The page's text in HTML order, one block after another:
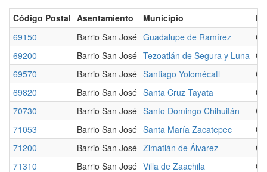
Código Postal Asentamiento Municipio
69150
Barrio San José Guadalupe de Ramírez
69200
Barrio San José Tezoatlán de Segura y Luna
69570
Barrio San José Santiago Yolomécatl
69820
Barrio San José Santa Cruz Tayata
70730
Barrio San José Santo Domingo Chihuitán
71053
Barrio San José Santa María Zacatepec
71200
Barrio San José Zimatlán de Álvarez
71310
Barrio San José Villa de Zaachila